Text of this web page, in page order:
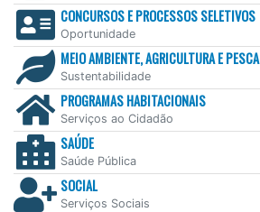
CONCURSOS E PROCESSOS SELETIVOS
Oportunidade
MEIO AMBIENTE, AGRICULTURA E PESCA
Sustentabilidade
PROGRAMAS HABITACIONAIS
Serviços ao Cidadão
SAÚDE
Saúde Pública
SOCIAL
Serviços Sociais